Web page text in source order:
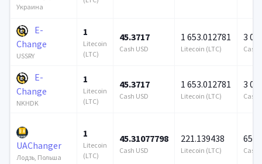
Украина
E-
Change
USSRY
1
Litecoin
(LTC)
45.3717
Cash USD
1 653.012781
Litecoin (LTC)
3
Cash
E-
Change
NKHDK
1
Litecoin
(LTC)
45.3717
Cash USD
1 653.012781
Litecoin (LTC)
3
Cash
UAChanger
Лодзь, Польша
1
Litecoin
(LTC)
45.31077798
Cash USD
221.139438
Litecoin (LTC)
656
Cash